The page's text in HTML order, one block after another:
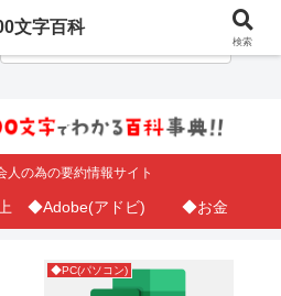
人の為の要約情報サイト
◆Adobe(アドビ) ◆お金
◆PC(パソコン)
文字百科
検索